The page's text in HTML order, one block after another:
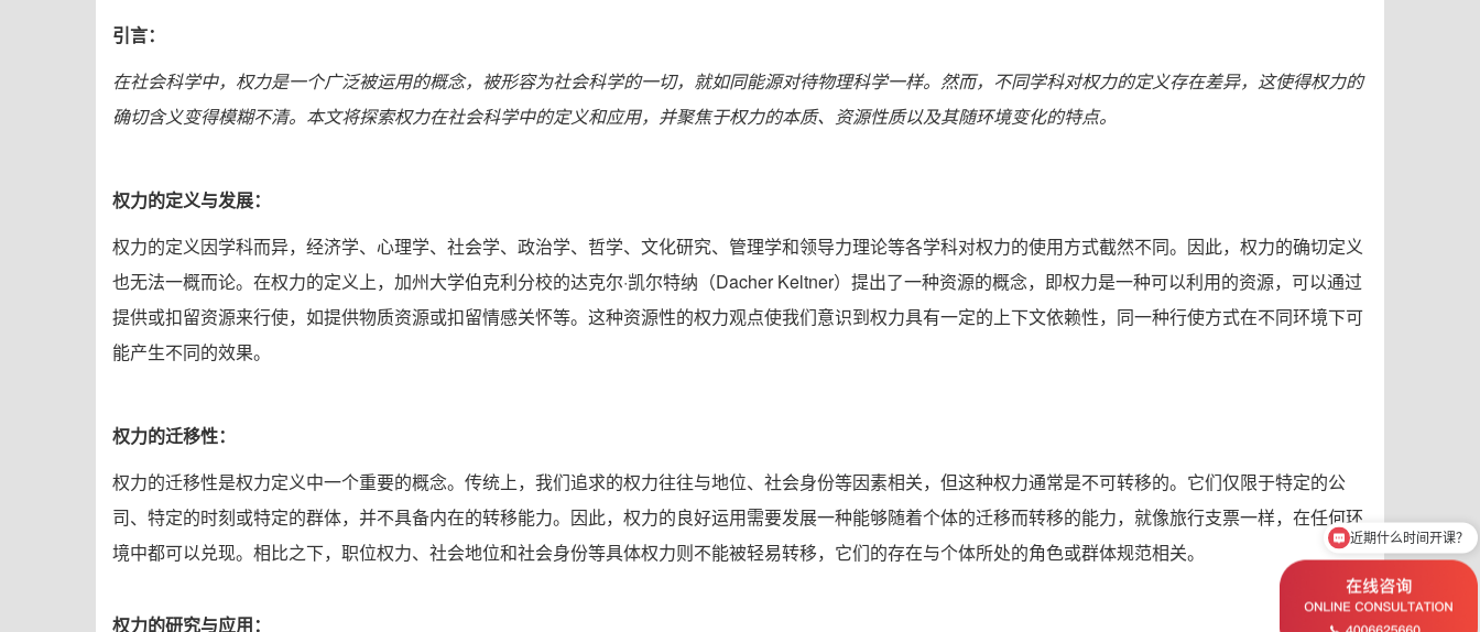
引言：
在社会科学中，权力是一个广泛被运用的概念，被形容为社会科学的一切，就如同能源对待物理科学一样。然而，不同学科对权力的定义存在差异，这使得权力的
确切含义变得模糊不清。本文将探索权力在社会科学中的定义和应用，并聚焦于权力的本质、资源性质以及其随环境变化的特点。
权力的定义与发展：
权力的定义因学科而异，经济学、心理学、社会学、政治学、哲学、文化研究、管理学和领导力理论等各学科对权力的使用方式截然不同。因此，权力的确切定义
也无法一概而论。在权力的定义上，加州大学伯克利分校的达克尔·凯尔特纳（Dacher Keltner）提出了一种资源的概念，即权力是一种可以利用的资源，可以通过
提供或扣留资源来行使，如提供物质资源或扣留情感关怀等。这种资源性的权力观点使我们意识到权力具有一定的上下文依赖性，同一种行使方式在不同环境下可
能产生不同的效果。
权力的迁移性：
权力的迁移性是权力定义中一个重要的概念。传统上，我们追求的权力往往与地位、社会身份等因素相关，但这种权力通常是不可转移的。它们仅限于特定的公
司、特定的时刻或特定的群体，并不具备内在的转移能力。因此，权力的良好运用需要发展一种能够随着个体的迁移而转移的能力，就像旅行支票一样，在任何环
境中都可以兑现。相比之下，职位权力、社会地位和社会身份等具体权力则不能被轻易转移，它们的存在与个体所处的角色或群体规范相关。
权力的研究与应用：
近期什么时间开课？